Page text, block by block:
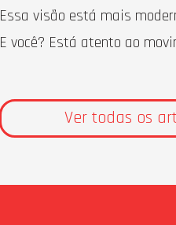
Essa visão está mais
E você? Está atento ao
Ver todas os